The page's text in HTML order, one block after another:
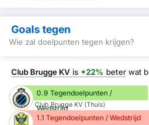
Goals tegen
Wie zal doelpunten tegen krijgen?
Club Brugge KV is +22% beter wat
0.9 Tegendoelpunten /
Wedstrijd
Club Brugge KV (Thuis)
1.1 Tegendoelpunten / Wedstrijd